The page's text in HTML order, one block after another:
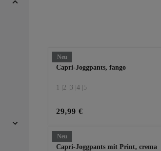
Neu
Capri-Joggpants, fango
1 | 2 | 3 | 4 | 5
29,99 €
Neu
Capri-Joggpants mit Print, crema